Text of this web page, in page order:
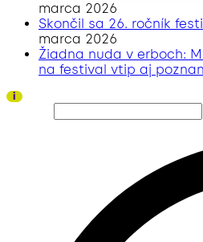
marca 2026
Skončil sa 26. ročník
marca 2026
Žiadna nuda v erboch:
na festival vtip aj
i